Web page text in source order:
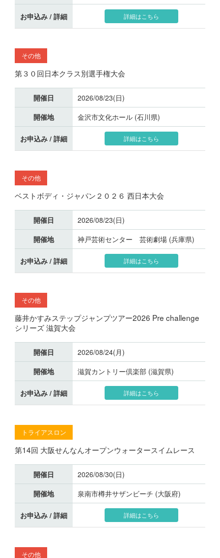
お申込み / 詳細 詳細はこちら
その他
第３０回日本クラス別選手権大会
開催日
2026/08/23(日)
開催地
金沢市文化ホール (石川県)
お申込み / 詳細 詳細はこちら
その他
ベストボディ・ジャパン２０２６ 西日本大会
開催日
2026/08/23(日)
開催地
神戸芸術センター 芸術劇場 (兵庫県)
お申込み / 詳細 詳細はこちら
その他
藤井かすみステップジャンプツアー2026 Pre challenge
シリーズ 滋賀大会
開催日
2026/08/24(月)
開催地
滋賀カントリー倶楽部 (滋賀県)
お申込み / 詳細 詳細はこちら
トライアスロン
第14回 大阪せんなんオープンウォータースイムレース
開催日
2026/08/30(日)
開催地
泉南市樽井サザンビーチ (大阪府)
お申込み / 詳細 詳細はこちら
その他